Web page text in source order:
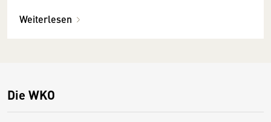
Weiterlesen
Die WKO